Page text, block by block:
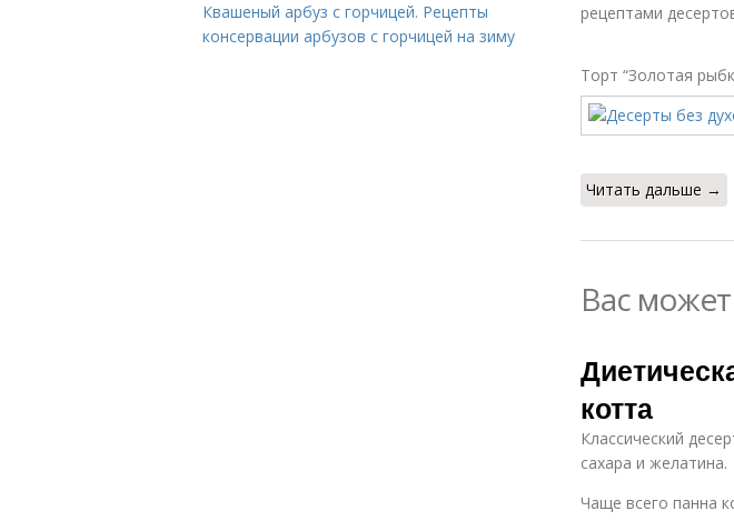
рецептами
Торт “Золотая
Читать дальше →
Вас
котта
Классический
сахара и желатина.
Чаще всего панна
Квашеный арбуз с горчицей. Рецепты
консервации арбузов с горчицей на зиму